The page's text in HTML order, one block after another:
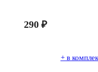
290 ₽
+ в